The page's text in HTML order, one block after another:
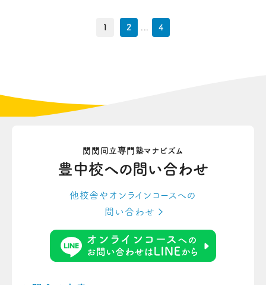
1 2 ... 4
関関同立専門塾マナビズム
豊中校への問い合わせ
他校舎やオンラインコースへの
問い合わせ